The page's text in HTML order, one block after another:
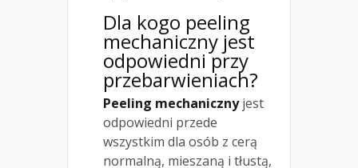
Dla kogo peeling
mechaniczny jest
odpowiedni przy
przebarwieniach?
Peeling mechanicznyjest
odpowiedni przede
wszystkim dla osób z cerą
normalną, mieszaną i tłustą,